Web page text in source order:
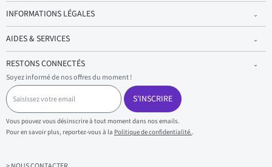
INFORMATIONS LÉGALES
AIDES & SERVICES
RESTONS CONNECTÉS
Soyez informé de nos offres du moment !
S
a
i
s
i
s
S'INSCRIRE
Vous pouvez vous désinscrire à tout moment dans nos emails.
Pour en savoir plus, reportez-vous à la Politique de confidentialité..